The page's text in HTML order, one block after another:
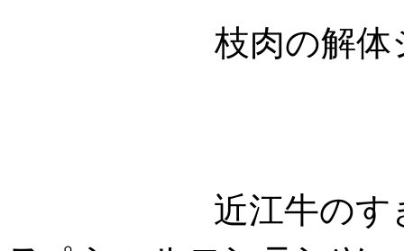
枝肉の解
近江牛の